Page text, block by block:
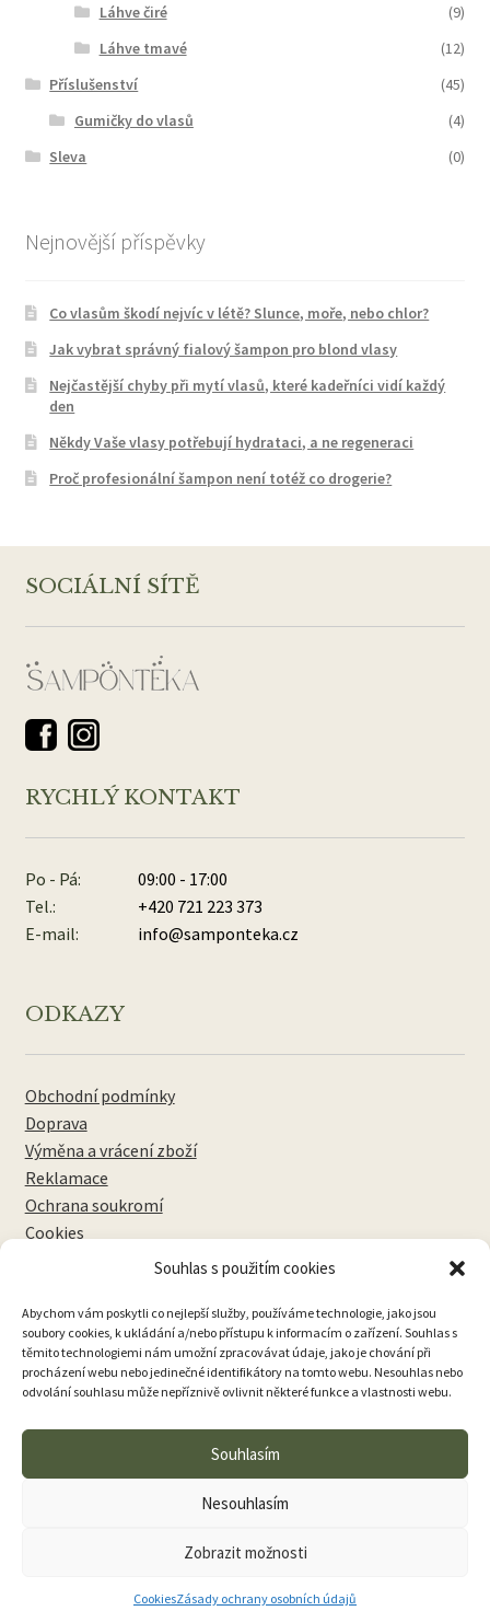
Souhlas s použitím cookies
Abychom vám poskytli co nejlepší služby, používáme technologie, jako jsou
soubory cookies, k ukládání a/nebo přístupu k informacím o zařízení. Souhlas s
těmito technologiemi nám umožní zpracovávat údaje, jako je chování při
procházení webu nebo jedinečné identifikátory na tomto webu. Nesouhlas nebo
odvolání souhlasu může nepříznivě ovlivnit některé funkce a vlastnosti webu.
Souhlasím
Nesouhlasím
Zobrazit možnosti
CookiesZásady ochrany osobních údajů
Láhve čiré
(9)
Láhve tmavé
(12)
Příslušenství
(45)
Gumičky do vlasů
(4)
Sleva
(0)
Nejnovější příspěvky
Co vlasům škodí nejvíc v létě? Slunce, moře, nebo chlor?
Jak vybrat správný fialový šampon pro blond vlasy
Nejčastější chyby při mytí vlasů, které kadeřníci vidí každý
den
Někdy Vaše vlasy potřebují hydrataci, a ne regeneraci
Proč profesionální šampon není totéž co drogerie?
SOCIÁLNÍ SÍTĚ
RYCHLÝ KONTAKT
Po - Pá:
09:00 - 17:00
Tel.:
+420 721 223 373
E-mail:
info@samponteka.cz
ODKAZY
Obchodní podmínky
Doprava
Výměna a vrácení zboží
Reklamace
Ochrana soukromí
Cookies
NEWSLETTERY
Přihlásit k odběru
samponteka.cz © 2026